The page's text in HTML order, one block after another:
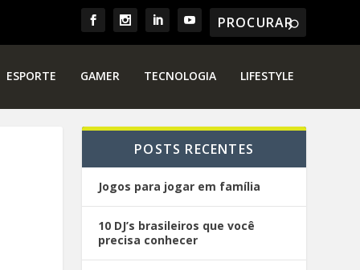
ESPORTE GAMER TECNOLOGIA LIFESTYLE
POSTS RECENTES
Jogos para jogar em família
10 DJ’s brasileiros que você
precisa conhecer